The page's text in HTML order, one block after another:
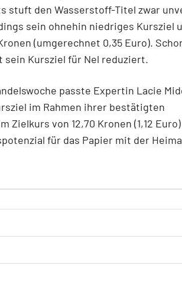
stuft den Wasserstoff-Titel zwar
sein ohnehin niedriges Kursziel
(umgerechnet 0,35 Euro).
sein Kursziel für Nel reduziert.
passte Expertin Lacie
im Rahmen ihrer bestätigten
Zielkurs von 12,70 Kronen (1,12
für das Papier mit der